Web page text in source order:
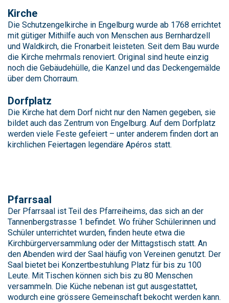
Kirche
Die Schutzengelkirche in Engelburg wurde ab 1768 errichtet
mit gütiger Mithilfe auch von Menschen aus Bernhardzell
und Waldkirch, die Fronarbeit leisteten. Seit dem Bau wurde
die Kirche mehrmals renoviert. Original sind heute einzig
noch die Gebäudehülle, die Kanzel und das Deckengemälde
über dem Chorraum.
Dorfplatz
Die Kirche hat dem Dorf nicht nur den Namen gegeben, sie
bildet auch das Zentrum von Engelburg. Auf dem Dorfplatz
werden viele Feste gefeiert – unter anderem finden dort an
kirchlichen Feiertagen legendäre Apéros statt.
Pfarrsaal
Der Pfarrsaal ist Teil des Pfarreiheims, das sich an der
Tannenbergstrasse 1 befindet. Wo früher Schülerinnen und
Schüler unterrichtet wurden, finden heute etwa die
Kirchbürgerversammlung oder der Mittagstisch statt. An
den Abenden wird der Saal häufig von Vereinen genutzt. Der
Saal bietet bei Konzertbestuhlung Platz für bis zu 100
Leute. Mit Tischen können sich bis zu 80 Menschen
versammeln. Die Küche nebenan ist gut ausgestattet,
wodurch eine grössere Gemeinschaft bekocht werden kann.